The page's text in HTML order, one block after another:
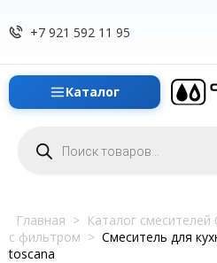
+7 921 592 11 95
Каталог
товаров
Главная > Каталог смесителей
с фильтром > Смеситель для
toscana